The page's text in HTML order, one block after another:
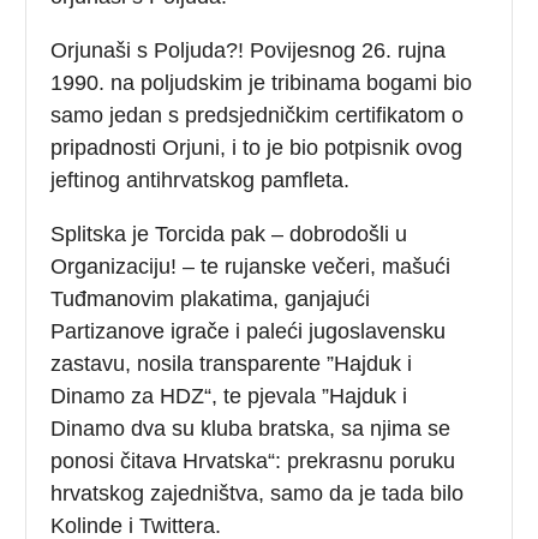
Orjunaši s Poljuda?! Povijesnog 26. rujna
1990. na poljudskim je tribinama bogami bio
samo jedan s predsjedničkim certifikatom o
pripadnosti Orjuni, i to je bio potpisnik ovog
jeftinog antihrvatskog pamfleta.
Splitska je Torcida pak – dobrodošli u
Organizaciju! – te rujanske večeri, mašući
Tuđmanovim plakatima, ganjajući
Partizanove igrače i paleći jugoslavensku
zastavu, nosila transparente ”Hajduk i
Dinamo za HDZ“, te pjevala ”Hajduk i
Dinamo dva su kluba bratska, sa njima se
ponosi čitava Hrvatska“: prekrasnu poruku
hrvatskog zajedništva, samo da je tada bilo
Kolinde i Twittera.